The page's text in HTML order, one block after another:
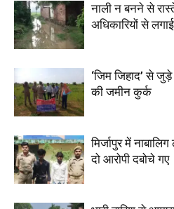
नाली न बनने से
अधिकारियों से
‘जिम जिहाद’ से
की जमीन कुर्क
मिर्जापुर में
दो आरोपी दबोचे गए